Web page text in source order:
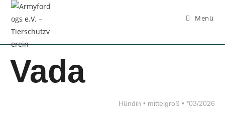
Menü
Vada
Hündin • mittelgroß • *03/2026